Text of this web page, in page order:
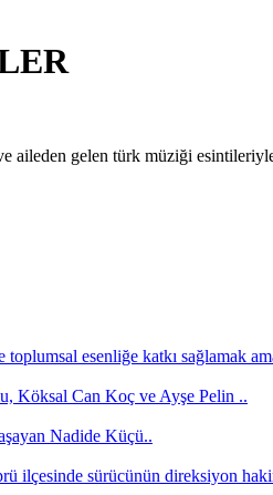
aileden gelen türk müziği
toplumsal esenliğe katkı sağlamak
Köksal Can Koç ve Ayşe Pelin ..
Nadide Küçü..
ilçesinde sürücünün direksiyon